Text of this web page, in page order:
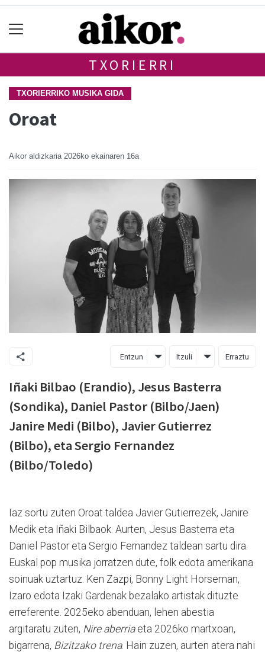
TXORIERRI
TXORIERRIKO MUSIKA GIDA
Oroat
Aikor aldizkaria 2026ko ekainaren 16a
Entzun Itzuli Erraztu
Iñaki Bilbao (Erandio), Jesus Basterra
(Sondika), Daniel Pastor (Bilbo/Jaen)
Janire Medi (Bilbo), Javier Gutierrez
(Bilbo), eta Sergio Fernandez
(Bilbo/Toledo)
Iaz sortu zuten Oroat taldea Javier Gutierrezek, Janire
Medik eta Iñaki Bilbaok. Aurten, Jesus Basterra eta
Daniel Pastor eta Sergio Fernandez taldean sartu dira.
Euskal pop musika jorratzen dute, folk edota amerikana
soinuak uztartuz. Ken Zazpi, Bonny Light Horseman,
Izaro edota Izaki Gardenak bezalako artistak dituzte
erreferente. 2025eko abenduan, lehen abestia
argitaratu zuten, Nire aberriaeta 2026ko martxoan,
bigarrena, Bizitzako trena. Hain zuzen, aurten atera nahi